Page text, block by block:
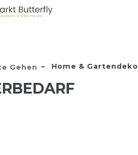
Gehen Home & Gartendeko